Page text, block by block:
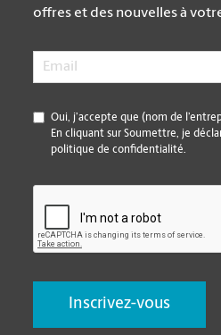
offres et des nouvelles à
Email
*
Oui, j’accepte que (nom de
En cliquant sur Soumettre, je
politique de confidentialité.